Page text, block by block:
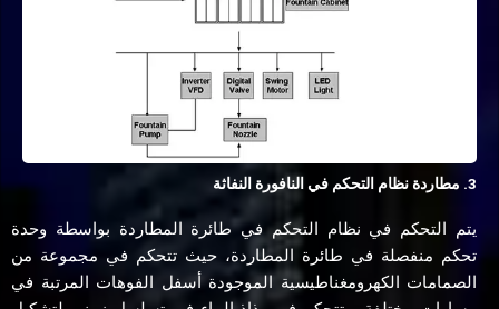
3. مطاردة نظام التحكم في النافورة النفاثة
يتم التحكم في نظام التحكم في طائرة المطاردة بواسطة وحدة
تحكم منفصلة في طائرة المطاردة، حيث تتحكم في مجموعة من
الصمامات الكهرومغناطيسية الموجودة أسفل الفوهات المرتبة في